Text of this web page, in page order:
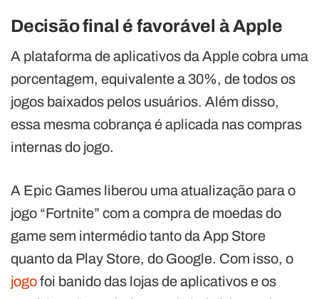
Decisão final é favorável à Apple
A plataforma de aplicativos da Apple cobra uma
porcentagem, equivalente a 30%, de todos os
jogos baixados pelos usuários. Além disso,
essa mesma cobrança é aplicada nas compras
internas do jogo.
A Epic Games liberou uma atualização para o
jogo “Fortnite” com a compra de moedas do
game sem intermédio tanto da App Store
quanto da Play Store, do Google. Com isso, o
jogofoi banido das lojas de aplicativos e os